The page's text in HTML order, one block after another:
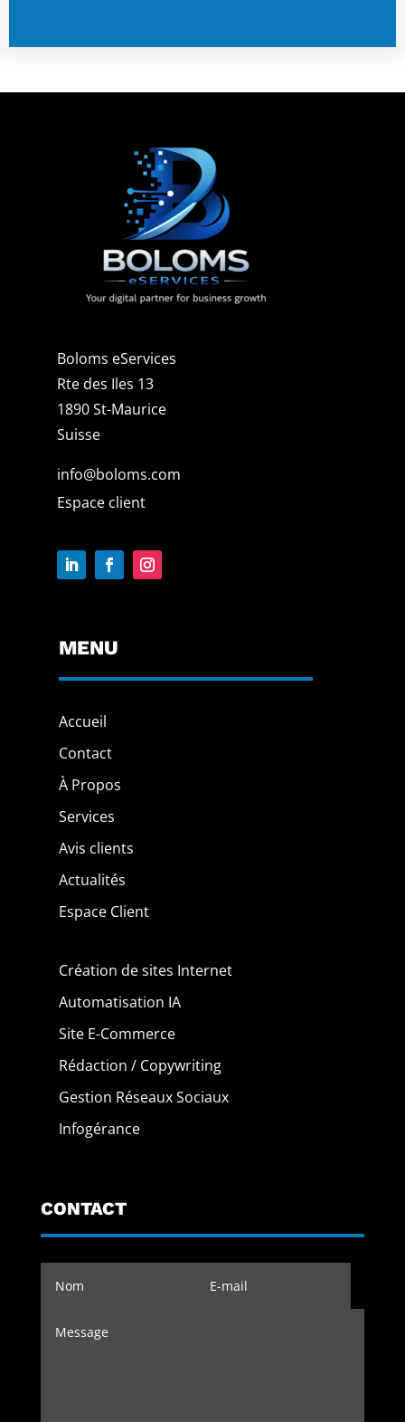
Boloms eServices
Rte des Iles 13
1890 St-Maurice
Suisse
info@boloms.com
Espace client
MENU
Accueil
Contact
À Propos
Services
Avis clients
Actualités
Espace Client
Création de sites Internet
Automatisation IA
Site E-Commerce
Rédaction / Copywriting
Gestion Réseaux Sociaux
Infogérance
CONTACT